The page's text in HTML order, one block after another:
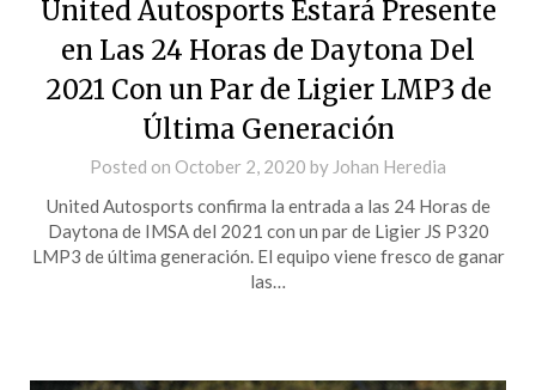
United Autosports Estará Presente
en Las 24 Horas de Daytona Del
2021 Con un Par de Ligier LMP3 de
Última Generación
Posted on October 2, 2020 by Johan Heredia
United Autosports confirma la entrada a las 24 Horas de
Daytona de IMSA del 2021 con un par de Ligier JS P320
LMP3 de última generación. El equipo viene fresco de ganar
las…